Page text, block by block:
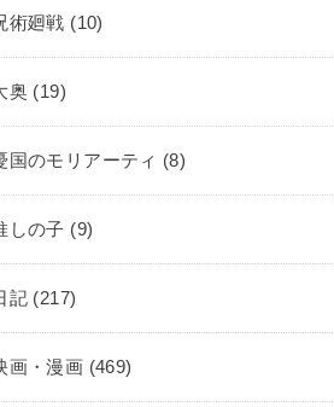
術廻戦 (10)
奥 (19)
国のモリアーティ (8)
しの子 (9)
記 (217)
画・漫画 (469)